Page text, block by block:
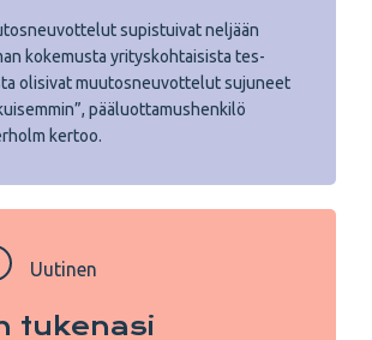
supistuivat neljään
kokemusta yrityskohtaisista tes-
olisivat muutosneuvottelut sujuneet
pääluottamushenkilö
kertoo.
Uutinen
tukenasi